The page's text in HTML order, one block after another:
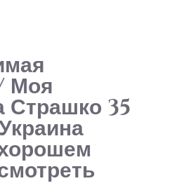
Моя
Страшко 35